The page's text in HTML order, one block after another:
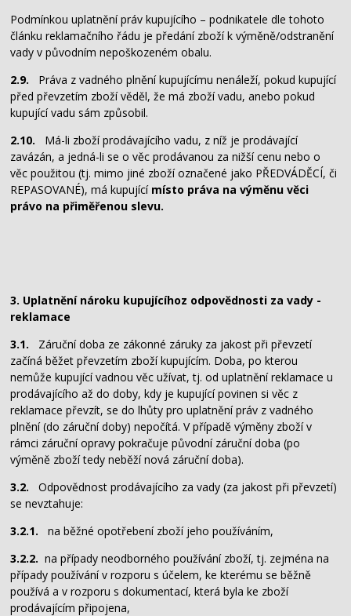
Podmínkou uplatnění práv kupujícího – podnikatele dle tohoto
článku reklamačního řádu je předání zboží k výměně/odstranění
vady v původním nepoškozeném obalu.
2.9.
Práva z vadného plnění kupujícímu nenáleží, pokud kupující
před převzetím zboží věděl, že má zboží vadu, anebo pokud
kupující vadu sám způsobil.
2.10. Má-li zboží prodávajícího vadu, z níž je prodávající
zavázán, a jedná-li se o věc prodávanou za nižší cenu nebo o
věc použitou (tj. mimo jiné zboží označené jako PŘEDVÁDĚCÍ, či
REPASOVANÉ), má kupující místo práva na výměnu věci
právo na přiměřenou slevu.
3. Uplatnění nároku kupujícíhoz odpovědnosti za vady -
reklamace
3.1. Záruční doba ze zákonné záruky za jakost při převzetí
začíná běžet převzetím zboží kupujícím. Doba, po kterou
nemůže kupující vadnou věc užívat, tj. od uplatnění reklamace u
prodávajícího až do doby, kdy je kupující povinen si věc z
reklamace převzít, se do lhůty pro uplatnění práv z vadného
plnění (do záruční doby) nepočítá. V případě výměny zboží v
rámci záruční opravy pokračuje původní záruční doba (po
výměně zboží tedy neběží nová záruční doba).
3.2.
Odpovědnost prodávajícího za vady (za jakost při převzetí)
se nevztahuje:
3.2.1. na běžné opotřebení zboží jeho používáním,
3.2.2. na případy neodborného používání zboží, tj. zejména na
případy používání v rozporu s účelem, ke kterému se běžně
používá a v rozporu s dokumentací, která byla ke zboží
prodávajícím připojena,